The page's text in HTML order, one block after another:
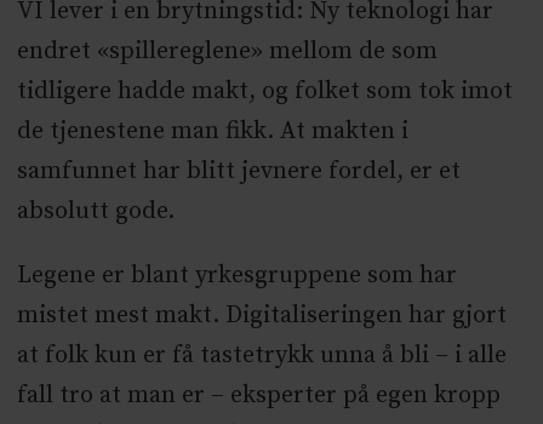
VI lever i en brytningstid: Ny teknologi har
endret «spillereglene» mellom de som
tidligere hadde makt, og folket som tok imot
de tjenestene man fikk. At makten i
samfunnet har blitt jevnere fordel, er et
absolutt gode.
Legene er blant yrkesgruppene som har
mistet mest makt. Digitaliseringen har gjort
at folk kun er få tastetrykk unna å bli – i alle
fall tro at man er – eksperter på egen kropp